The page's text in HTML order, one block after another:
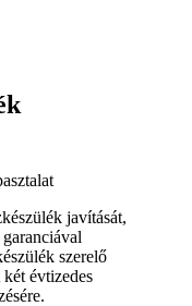
javítását,
garanciával
szerelő
évtizedes